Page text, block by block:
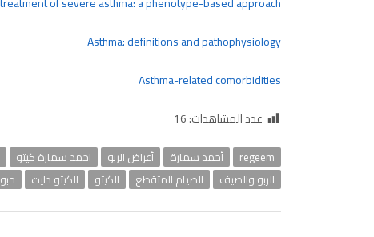
Asthma: definitions and pathophysiology
Asthma-related comorbidities
عدد المشاهدات:16
regeem أحمد سمارة أعراض الربو احمد سمارة كيتو
الربو والصيف
الصيام المتقطع الكيتو الكيتو دايت